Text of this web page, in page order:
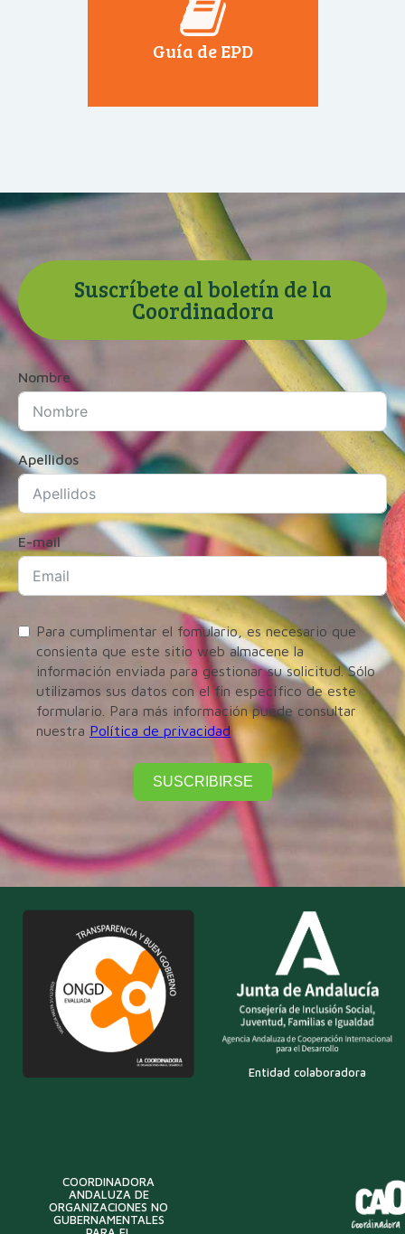
Guía de EPD
Suscríbete al boletín de la
Coordinadora
Nombre
Apellidos
E-mail
Para cumplimentar el fomulario, es necesario que
consienta que este sitio web almacene la
información enviada para gestionar su solicitud. Sólo
utilizamos sus datos con el fin específico de este
formulario. Para más información puede consultar
nuestra Política de privacidad
SUSCRIBIRSE
Entidad colaboradora
COORDINADORA
ANDALUZA DE
ORGANIZACIONES NO
GUBERNAMENTALES